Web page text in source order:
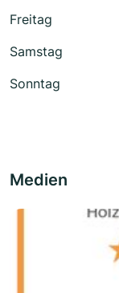
Freitag
Samstag
Sonntag
Medien